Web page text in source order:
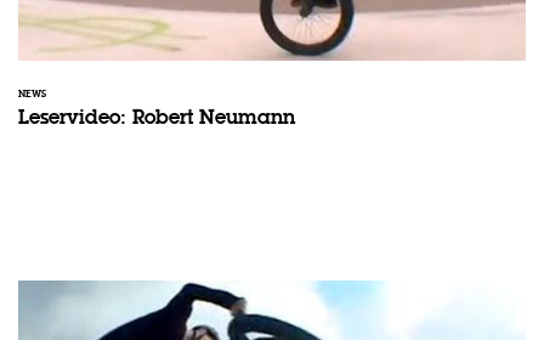
NEWS
Leservideo: Robert Neumann